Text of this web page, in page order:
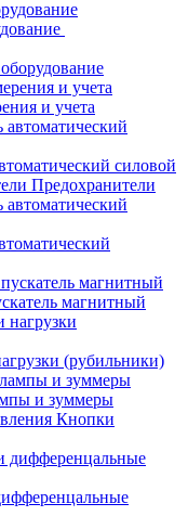
и учета
силовой
Предохранители
магнитный
(рубильники)
и зуммеры
Кнопки